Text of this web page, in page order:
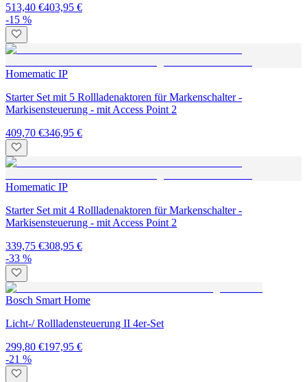
513,40 €403,95 €
-15 %
Homematic IP
Starter Set mit 5 Rollladenaktoren für Markenschalter -
Markisensteuerung - mit Access Point 2
409,70 €346,95 €
Homematic IP
Starter Set mit 4 Rollladenaktoren für Markenschalter -
Markisensteuerung - mit Access Point 2
339,75 €308,95 €
-33 %
Bosch Smart Home
Licht-/ Rollladensteuerung II 4er-Set
299,80 €197,95 €
-21 %